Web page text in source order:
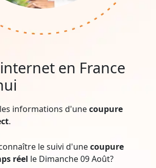
en France
informations d'unecoupure
.
le suivi d'unecoupure
réel le Dimanche 09 Août?